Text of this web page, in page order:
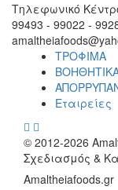
Τηλεφωνικό
99493 - 99022 -
ΤΡΟΦΙΜΑ
Εταιρείες
© 2012-2026
Σχεδιασμός &
Amaltheiafoods.gr